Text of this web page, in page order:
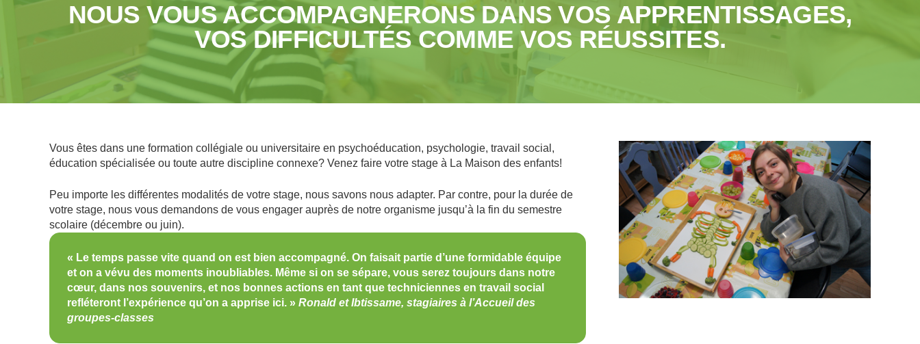
NOUS VOUS ACCOMPAGNERONS DANS VOS APPRENTISSAGES,
VOS DIFFICULTÉS COMME VOS RÉUSSITES.
Vous êtes dans une formation collégiale ou universitaire en psychoéducation, psychologie, travail social,
éducation spécialisée ou toute autre discipline connexe? Venez faire votre stage à La Maison des enfants!
Peu importe les différentes modalités de votre stage, nous savons nous adapter. Par contre, pour la durée de
votre stage, nous vous demandons de vous engager auprès de notre organisme jusqu’à la fin du semestre
scolaire (décembre ou juin).
« Le temps passe vite quand on est bien accompagné. On faisait partie d’une formidable équipe
et on a vévu des moments inoubliables. Même si on se sépare, vous serez toujours dans notre
cœur, dans nos souvenirs, et nos bonnes actions en tant que techniciennes en travail social
refléteront l’expérience qu’on a apprise ici. » Ronald et Ibtissame, stagiaires à l’Accueil des
groupes-classes